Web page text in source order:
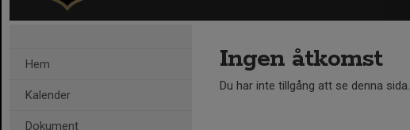
Hem
Kalender
Dokument
Ingen åtkomst
Du har inte tillgång att se denna sida.